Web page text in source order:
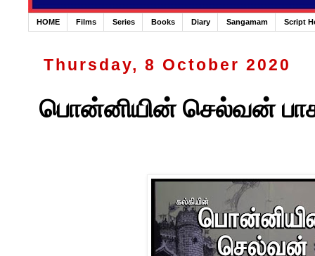
HOME Films Series Books Diary Sangamam Script
Thursday, 8 October 2020
பொன்னியின் செல்வன்